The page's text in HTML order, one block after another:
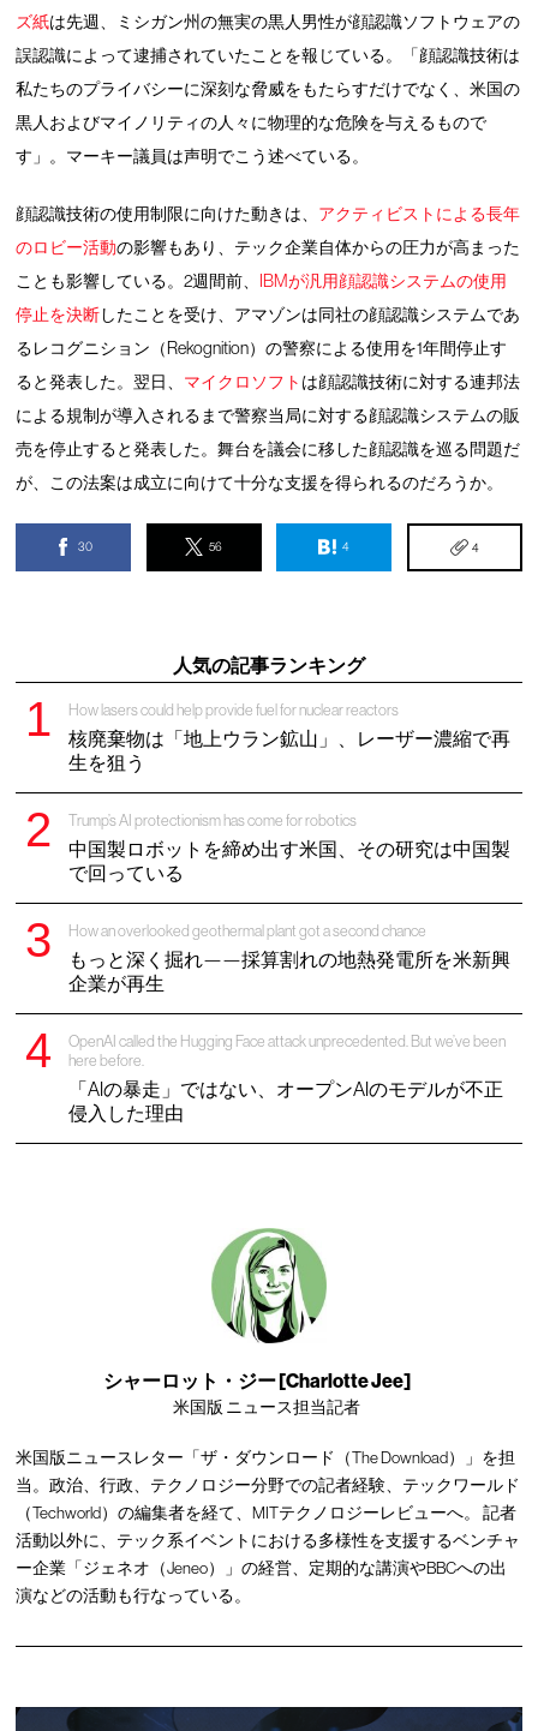
ズ紙は先週、ミシガン州の無実の黒人男性が顔認識ソフトウェアの
誤認識によって逮捕されていたことを報じている。「顔認識技術は
私たちのプライバシーに深刻な脅威をもたらすだけでなく、米国の
黒人およびマイノリティの人々に物理的な危険を与えるもので
す」。マーキー議員は声明でこう述べている。
顔認識技術の使用制限に向けた動きは、 アクティビストによる長年
のロビー活動の影響もあり、テック企業自体からの圧力が高まった
ことも影響している。2週間前、
IBMが汎用顔認識システムの使用
停止を決断したことを受け、アマゾンは同社の顔認識システムであ
るレコグニション（Rekognition）の警察による使用を1年間停止す
ると発表した。翌日、 マイクロソフト は顔認識技術に対する連邦法
による規制が導入されるまで警察当局に対する顔認識システムの販
売を停止すると発表した。舞台を議会に移した顔認識を巡る問題だ
が、この法案は成立に向けて十分な支援を得られるのだろうか。
30 56 4 4
人気の記事ランキング
How lasers could help provide fuel for nuclear reactors
核廃棄物は「地上ウラン鉱山」、レーザー濃縮で再
生を狙う
Trump’s AI protectionism has come for robotics
中国製ロボットを締め出す米国、その研究は中国製
で回っている
How an overlooked geothermal plant got a second chance
もっと深く掘れ——採算割れの地熱発電所を米新興
企業が再生
OpenAI called the Hugging Face attack unprecedented. But we’ve been
here before.
「AIの暴走」ではない、オープンAIのモデルが不正
侵入した理由
シャーロット・ジー [Charlotte Jee]
米国版 ニュース担当記者
米国版ニュースレター「ザ・ダウンロード（The Download）」を担
当。政治、行政、テクノロジー分野での記者経験、テックワールド
（Techworld）の編集者を経て、MITテクノロジーレビューへ。 記者
活動以外に、テック系イベントにおける多様性を支援するベンチャ
ー企業「ジェネオ（Jeneo）」の経営、定期的な講演やBBCへの出
演などの活動も行なっている。